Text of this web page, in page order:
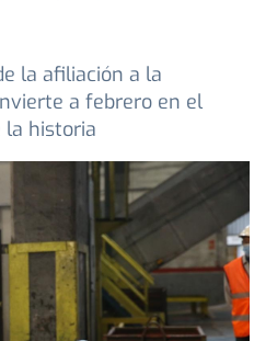
la afiliación a la
a febrero en el
la historia